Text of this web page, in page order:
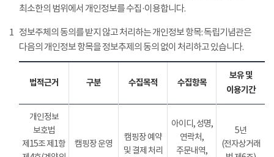
최소한의 범위에서 개인정보를 수집·이용합니다.
1 정보주체의 동의를 받지 않고 처리하는 개인정보 항목: 독립기념관은
다음의 개인정보 항목을 정보추제의 동의 없이 처리하고 있습니다.
법적근거 구분 수집목적 수집항목
보유 및
이용기간
개인정보
보호법
제15조 제1항
캠핑장 운영
캠핑장 예약
및 결제 처리
아이디, 성명,
연락처,
주문내역,
5년
(전자상거래